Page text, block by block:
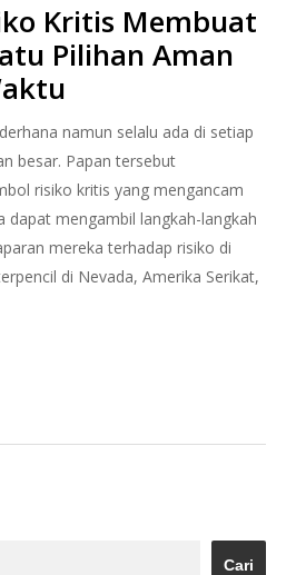
Kritis Membuat
Pilihan Aman
namun selalu ada di setiap
besar. Papan tersebut
risiko kritis yang mengancam
dapat mengambil langkah-langkah
mereka terhadap risiko di
di Nevada, Amerika Serikat,
Cari